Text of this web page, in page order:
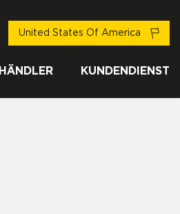
HÄNDLER KUNDENDIENST
United States Of America